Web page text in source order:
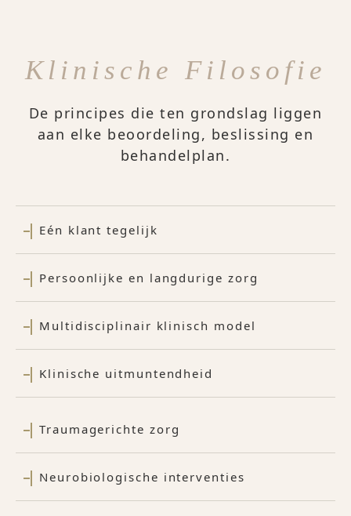
Klinische Filosofie
De principes die ten grondslag liggen
aan elke beoordeling, beslissing en
behandelplan.
Eén klant tegelijk
Persoonlijke en langdurige zorg
Multidisciplinair klinisch model
Klinische uitmuntendheid
Traumagerichte zorg
Neurobiologische interventies